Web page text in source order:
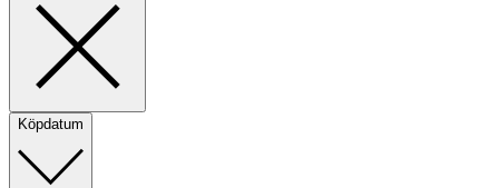
Köpdatum